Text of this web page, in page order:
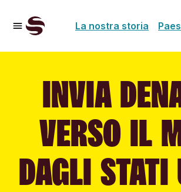
La nostra storia
INVIA
VERSO IL
DAGLI STATI